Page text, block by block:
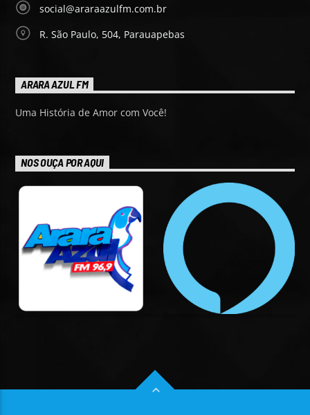
social@araraazulfm.com.br
R. São Paulo, 504, Parauapebas
ARARA AZUL FM
Uma História de Amor com Você!
NOS OUÇA POR AQUI